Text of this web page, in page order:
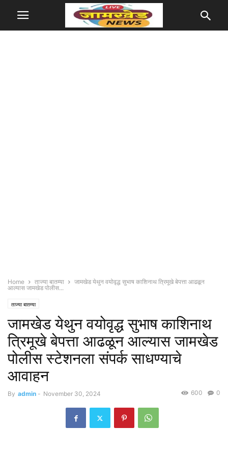
Home ताज्या बातम्या
जामखेड येथुन वयोवृद्ध सुभाष काशिनाथ त्रिमूखे बेपत्ता आढळून
आल्यास जामखेड पोलीस...
ताज्या बातम्या
जामखेड येथुन वयोवृद्ध सुभाष काशिनाथ
त्रिमूखे बेपत्ता आढळून आल्यास जामखेड
पोलीस स्टेशनला संपर्क साधण्याचे
आवाहन
By admin - November 30, 2024 0
600